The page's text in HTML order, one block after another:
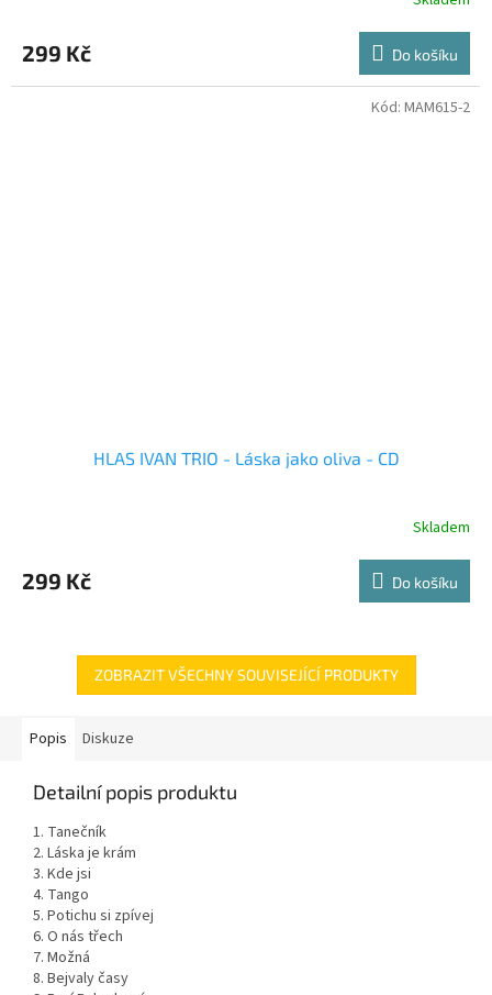
299 Kč Do košíku
HLAS IVAN TRIO - Láska jako oliva - CD
Skladem
299 Kč Do košíku
Kód: MAM615-2
ZOBRAZIT VŠECHNY SOUVISEJÍCÍ PRODUKTY
Popis Diskuze
Detailní popis produktu
1. Tanečník
2. Láska je krám
3. Kde jsi
4. Tango
5. Potichu si zpívej
6. O nás třech
7. Možná
8. Bejvaly časy